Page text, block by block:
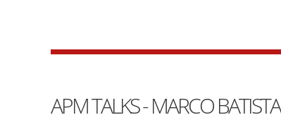
APM TALKS - MARCO BATISTA